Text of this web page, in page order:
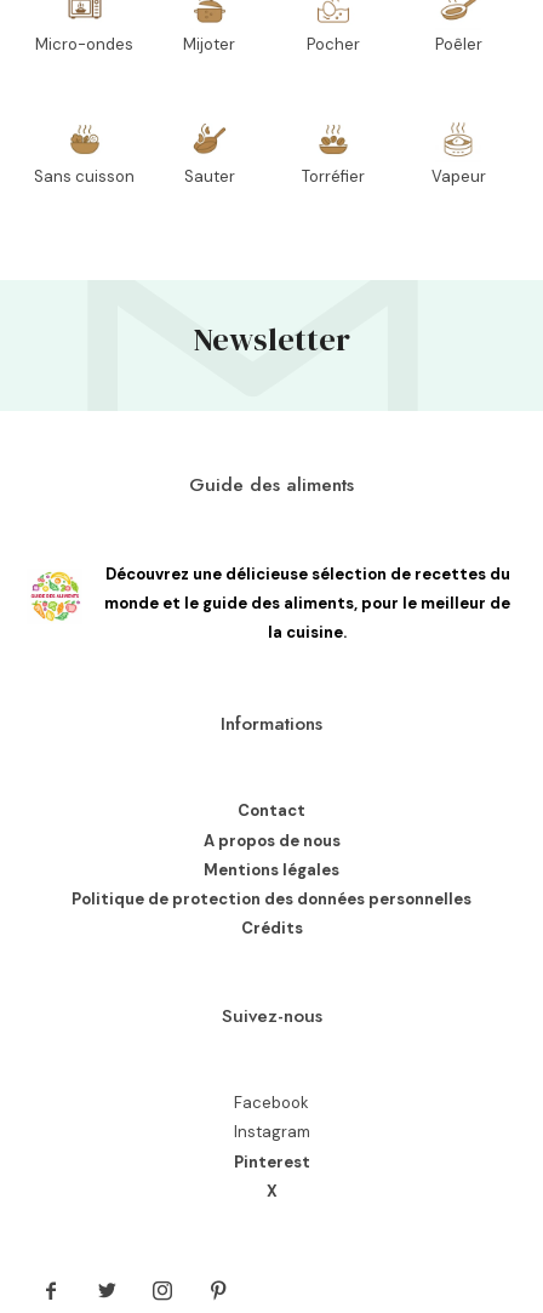
Micro-ondes Mijoter Pocher Poêler
Sans cuisson Sauter Torréfier Vapeur
Newsletter
Guide des aliments
Découvrez une délicieuse sélection de recettes du
monde et le guide des aliments, pour le meilleur de
la cuisine.
Informations
Contact
A propos de nous
Mentions légales
Politique de protection des données personnelles
Crédits
Suivez-nous
Facebook
Instagram
Pinterest
X